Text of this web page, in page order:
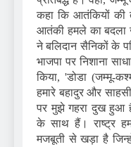
कहा कि आतंकियों
आतंकी हमले का बदला
ने बलिदान सैनिकों के
भाजपा पर निशाना
किया, 'डोडा (जम्मू-
हमारे बहादुर और
पर मुझे गहरा दुख हुआ
के साथ हैं। राष्ट्र
मजबूती से खड़ा है